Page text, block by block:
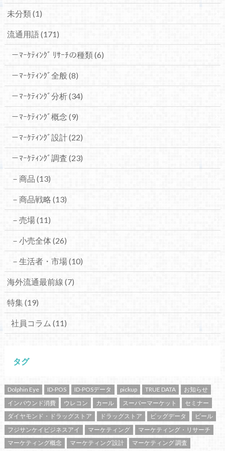
未分類(1)
流通用語(171)
－ﾏｰｹﾃｨﾝｸﾞ ﾘｻｰﾁの種類(6)
－ﾏｰｹﾃｨﾝｸﾞ全般(8)
－ﾏｰｹﾃｨﾝｸﾞ分析(34)
－ﾏｰｹﾃｨﾝｸﾞ概念 (9)
－ﾏｰｹﾃｨﾝｸﾞ設計(22)
－ﾏｰｹﾃｨﾝｸﾞ調査 (23)
－商品 (13)
－商品戦略 (13)
－売場(11)
－小売全体(26)
－生活者・市場(10)
海外流通最前線 (7)
特集(19)
社員コラム (11)
タグ
Dolphin Eye ID-POS ID-POSデータ pickup TRUE DATA
お知らせ
インバウンド消費
ウレコン カール スーパーマーケット
セミナー
ダイヤモンド・ドラッグストア
ドラッグストア ビッグデータ
ビール
フジサンケイビジネスアイ
マーケティング
マーケティング・リサーチ
マーケティング概念
マーケティング設計 マーケティング 調査